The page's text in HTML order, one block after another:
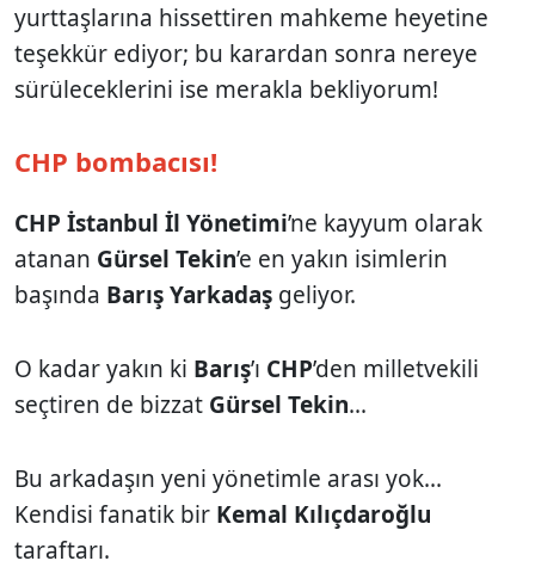
yurttaşlarına hissettiren mahkeme heyetine
teşekkür ediyor; bu karardan sonra nereye
sürüleceklerini ise merakla bekliyorum!
CHP bombacısı!
CHP İstanbul İl Yönetimi’ne kayyum olarak
atanan Gürsel Tekin’e en yakın isimlerin
başında Barış Yarkadaş geliyor.
O kadar yakın ki Barış’ı CHP’den milletvekili
seçtiren de bizzat Gürsel Tekin...
Bu arkadaşın yeni yönetimle arası yok...
Kendisi fanatik bir Kemal Kılıçdaroğlu
taraftarı.